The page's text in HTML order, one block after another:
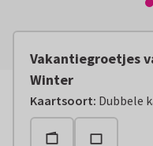
Vakantiegroetjes
Winter
Kaartsoort: Dubbele
Vanaf:€ 2,79 excl.